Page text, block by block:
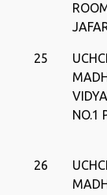
25
NO.1
26